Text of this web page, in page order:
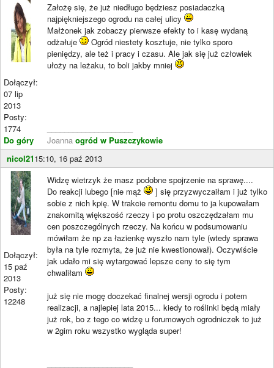
Dołączył:
07 lip
2013
Posty:
1774
Do góry
Założę się, że już niedługo będziesz posiadaczką
najpiękniejszego ogrodu na całej ulicy
Małżonek jak zobaczy pierwsze efekty to i kasę wydaną
odżałuje
Ogród niestety kosztuje, nie tylko sporo
pieniędzy, ale też i pracy i czasu. Ale jak się już człowiek
ułoży na leżaku, to boli jakby mniej
Joanna ogród w Puszczykowie
nicol2115:10, 16 paź 2013
Dołączył:
15 paź
2013
Posty:
12248
Widzę wietrzyk że masz podobne spojrzenie na sprawę....
Do reakcji lubego [nie mąż
] się przyzwyczaiłam i już tylko
sobie z nich kpię. W trakcie remontu domu to ja kupowałam
znakomitą większość rzeczy i po protu oszczędzałam mu
cen poszczególnych rzeczy. Na końcu w podsumowaniu
mówiłam że np za łazienkę wyszło nam tyle (wtedy sprawa
była na tyle rozmyta, że już nie kwestionował). Oczywiście
jak udało mi się wytargować lepsze ceny to się tym
chwaliłam
już się nie mogę doczekać finalnej wersji ogrodu i potem
realizacji, a najlepiej lata 2015... kiedy to roślinki będą miały
już rok, bo z tego co widzę u forumowych ogrodniczek to już
w 2gim roku wszystko wygląda super!